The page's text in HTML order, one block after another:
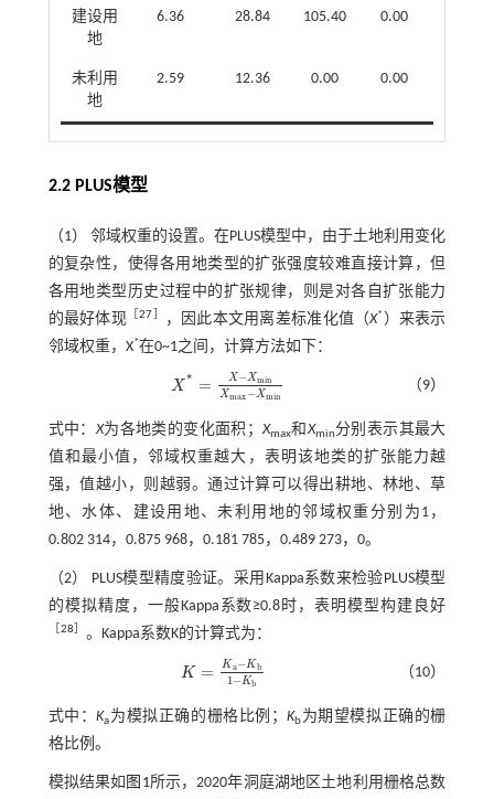
建设用
地
6.36 28.84 105.40 0.00
未利用
地
2.59 12.36 0.00 0.00
2.2 PLUS模型
（1） 邻域权重的设置。在PLUS模型中，由于土地利用变化
的复杂性，使得各用地类型的扩张强度较难直接计算，但
各用地类型历史过程中的扩张规律，则是对各自扩张能力
的最好体现 ［27 ，因此本文用离差标准化值（X* ）来表示
邻域权重，X*在0~1之间，计算方法如下：
X * = X−Xmin
Xmax −Xmin
X* X-X minXmax-Xm （9）
式中：X为各地类的变化面积；Xmax和Xmin分别表示其最大
值和最小值，邻域权重越大，表明该地类的扩张能力越
强，值越小，则越弱。通过计算可以得出耕地、林地、草
地、水体、建设用地、未利用地的邻域权重分别为1，
0.802 314，0.875 968，0.181 785，0.489 273，0。
（2） PLUS模型精度验证。采用Kappa系数来检验PLUS模型
的模拟精度，一般Kappa系数≥0.8时，表明模型构建良好
28 。Kappa系数K的计算式为：
K = K a−K b
1−Kb
K= Ka- Kb1-Kb （10）
式中：Ka为模拟正确的栅格比例；Kb为期望模拟正确的栅
格比例。
模拟结果如 图1所示，2020年洞庭湖地区土地利用栅格总数